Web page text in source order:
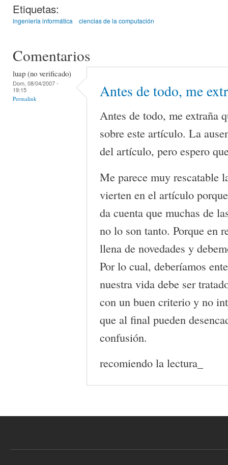
Etiquetas:
ingeniería informática ciencias de la computación
Comentarios
luap (no verificado)
Dom, 08/04/2007 -
19:15
Permalink Antes de todo, me
Antes de todo, me extraña
sobre este artículo. La
del artículo, pero espero
Me parece muy rescatable
vierten en el artículo
da cuenta que muchas de
no lo son tanto. Porque en
llena de novedades y
Por lo cual, deberíamos
nuestra vida debe ser
con un buen criterio y no
que al final pueden
confusión.
recomiendo la lectura_